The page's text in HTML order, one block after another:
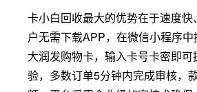
卡小白回收最大的优势在于速度
户无需下载APP，在微信小程序
大润发购物卡，输入卡号卡密即
验，多数订单5分钟内完成审核，